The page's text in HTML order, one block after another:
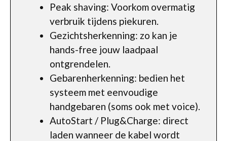
Peak shaving: Voorkom overmatig
verbruik tijdens piekuren.
Gezichtsherkenning: zo kan je
hands-free jouw laadpaal
ontgrendelen.
Gebarenherkenning: bedien het
systeem met eenvoudige
handgebaren (soms ook met voice).
AutoStart / Plug&Charge: direct
laden wanneer de kabel wordt